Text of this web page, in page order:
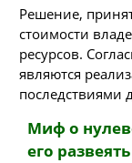
Решение,
стоимости
ресурсов.
являются
последствиями
Миф о
его развеять